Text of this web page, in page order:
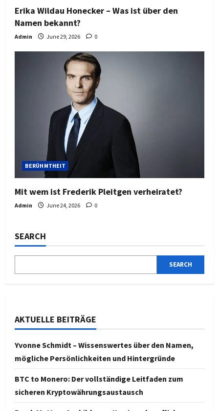
Erika Wildau Honecker – Was ist über den
Namen bekannt?
Admin June 29, 2026 0
BERÜHMTHEIT
Mit wem ist Frederik Pleitgen verheiratet?
Admin June 24, 2026 0
SEARCH
SEARCH
AKTUELLE BEITRÄGE
Yvonne Schmidt – Wissenswertes über den Namen,
mögliche Persönlichkeiten und Hintergründe
BTC to Monero: Der vollständige Leitfaden zum
sicheren Kryptowährungsaustausch